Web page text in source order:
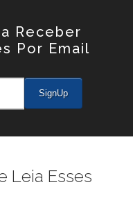
Receber
Por Email
Leia Esses